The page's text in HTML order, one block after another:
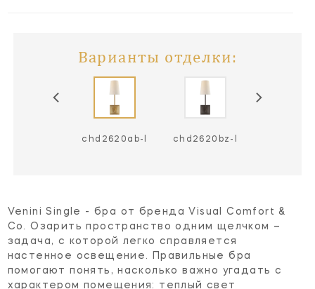
Варианты отделки:
chd2620ab-l chd2620bz-l
Venini Single - бра от бренда Visual Comfort &
Co. Озарить пространство одним щелчком –
задача, с которой легко справляется
настенное освещение. Правильные бра
помогают понять, насколько важно угадать с
характером помещения: теплый свет